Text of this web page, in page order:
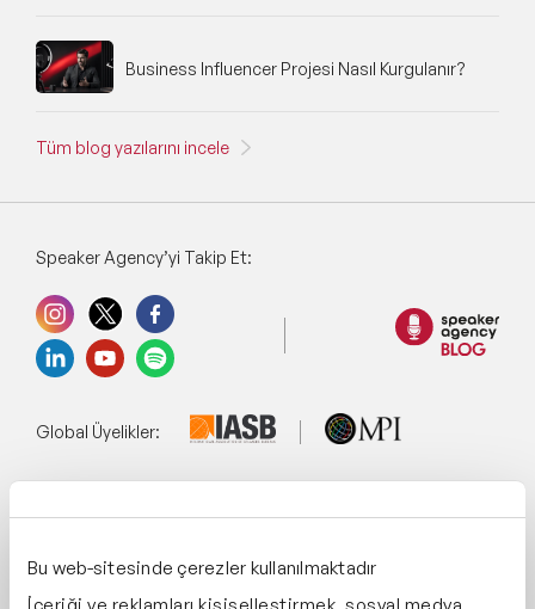
Bu web-sitesinde çerezler kullanılmaktadır
Business Influencer Projesi Nasıl Kurgulanır?
Tüm blog yazılarını incele
Speaker Agency’yi Takip Et:
Global Üyelikler: